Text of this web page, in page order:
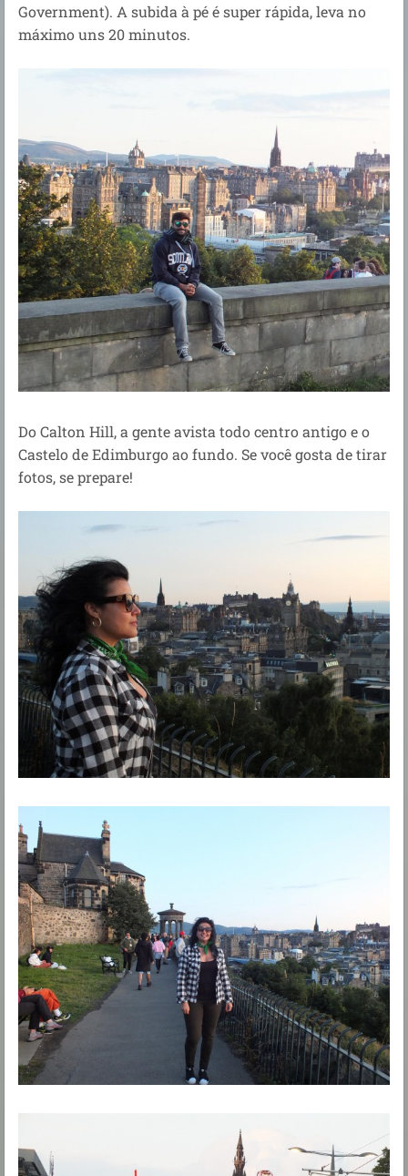
Government). A subida à pé é super rápida, leva no
máximo uns 20 minutos.
Do Calton Hill, a gente avista todo centro antigo e o
Castelo de Edimburgo ao fundo. Se você gosta de tirar
fotos, se prepare!